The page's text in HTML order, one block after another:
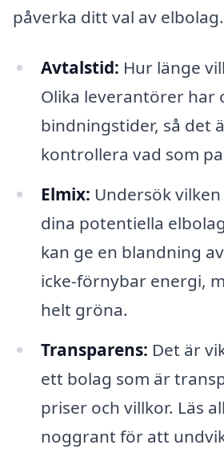
påverka ditt val av
Avtalstid: Hur länge
Olika leverantörer har
bindningstider, så det
kontrollera vad som
Elmix: Undersök
dina potentiella
kan ge en blandning
icke-förnybar energi,
helt gröna.
Transparens: Det är
ett bolag som är
priser och villkor. Läs
noggrant för att